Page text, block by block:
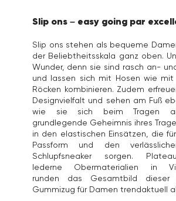
Slip ons – easy going par
Slip ons stehen als bequeme
der Beliebtheitsskala ganz oben.
Wunder, denn sie sind rasch an-
und lassen sich mit Hosen wie mit
Röcken kombinieren. Zudem
Designvielfalt und sehen am Fuß
wie sie sich beim Tragen
grundlegende Geheimnis ihres
in den elastischen Einsätzen, die
Passform und den
Schlupfsneaker sorgen.
lederne Obermaterialien in
runden das Gesamtbild dieser
Gummizug für Damen trendaktuell